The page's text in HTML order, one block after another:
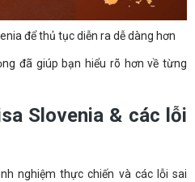
để thủ tục diễn ra dễ dàng hơn
đã giúp bạn hiểu rõ hơn về từng
Slovenia & các lỗi
nghiệm thực chiến và các lỗi sai